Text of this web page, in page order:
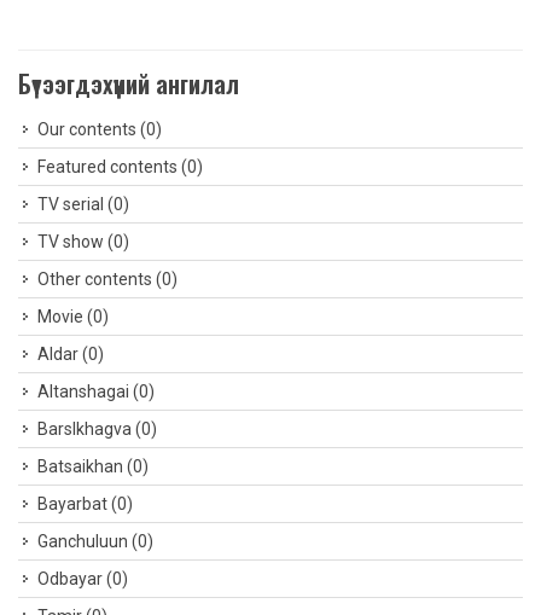
Бүтээгдэхүүний ангилал
Our contents (0)
Featured contents (0)
TV serial (0)
TV show (0)
Other contents (0)
Movie (0)
Aldar(0)
Altanshagai (0)
Barslkhagva (0)
Batsaikhan (0)
Bayarbat(0)
Ganchuluun (0)
Odbayar(0)